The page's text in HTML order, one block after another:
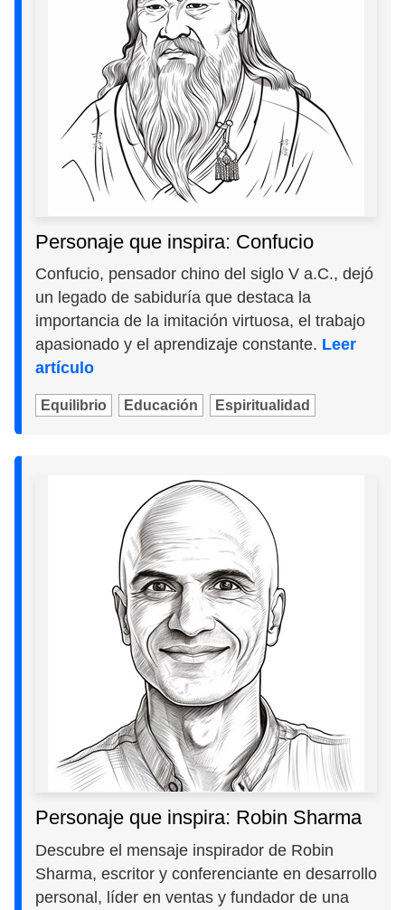
Personaje que inspira: Confucio
Confucio, pensador chino del siglo V a.C., dejó
un legado de sabiduría que destaca la
importancia de la imitación virtuosa, el trabajo
apasionado y el aprendizaje constante. Leer
artículo
Equilibrio Educación Espiritualidad
Personaje que inspira: Robin Sharma
Descubre el mensaje inspirador de Robin
Sharma, escritor y conferenciante en desarrollo
personal, líder en ventas y fundador de una